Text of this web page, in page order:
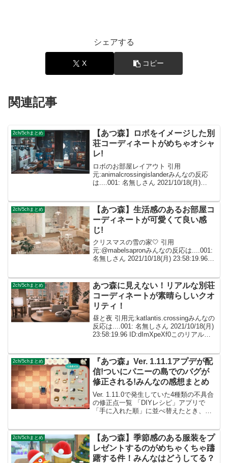
シェアする
X コピー
関連記事
2ch/5chまとめ
【あつ森】ロボをイメージした別
荘コーディネートがめちゃオシャ
レ!
ロボのお部屋レイアウト 引用
元:animalcrossingislanderみんなの反応
は....001: 名無しさん 2021/10/18(月)
2ch/5chまとめ
【あつ森】生活感のあるお部屋コ
ーディネートが可愛くて良い感
じ!
クリスマスの雪の家🤍 引用
元:@mabelsapronみんなの反応は....001:
名無しさん 2021/10/18(月) 23:58:19.96
2ch/5chまとめ
あつ森に見えない！リアルな別荘
コーディネートが素晴らしいクオ
リティ！
昼と夜 引用元:katlantis.crossingみんなの
反応は....001: 名無しさん 2021/10/18(月)
23:58:19.96 ID:dImXpeXf0このリアル感
2ch/5chまとめ
『あつ森』Ver. 1.11.1アプデが配
信!ついにパニーの島でのバグが
修正される!みんなの感想まとめ
Ver. 1.11.0で発生していた4種類の不具合
の修正点一覧 「DIYレシピ」アプリで
「手に入れた順」に並べ替えたとき、並
カタログにて、特定のアイテムのカラー
バリエー...
2ch/5chまとめ
【あつ森】季節感のある服装をプ
レゼントするのがめちゃくちゃ躊
躇する件！みんなはどうしてる？